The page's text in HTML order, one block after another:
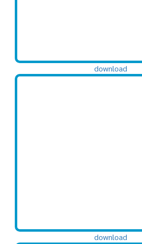
download
download